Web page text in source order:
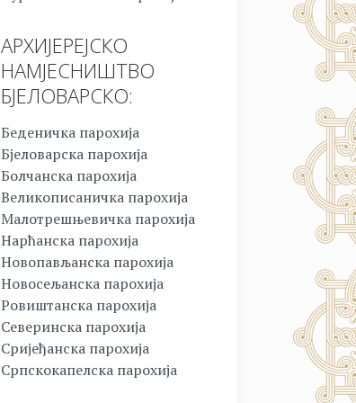
АРХИЈЕРЕЈСКО
НАМЈЕСНИШТВО
БЈЕЛОВАРСКО:
Беденичка парохија
Бјеловарска парохија
Болчанска парохија
Великописаничка парохија
Малотрешњевичка парохија
Нарћанска парохија
Новопављанска парохија
Новосељанска парохија
Ровиштанска парохија
Северинска парохија
Сријеђанска парохија
Српскокапелска парохија